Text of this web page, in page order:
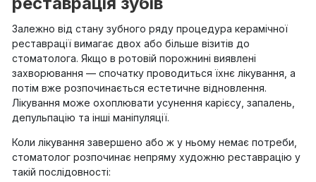
Залежно від стану зубного ряду процедура керамічної
реставрації вимагає двох або більше візитів до
стоматолога. Якщо в ротовій порожнині виявлені
захворювання — спочатку проводиться їхнє лікування, а
потім вже розпочинається естетичне відновлення.
Лікування може охоплювати усунення карієсу, запалень,
депульпацію та інші маніпуляції.
Коли лікування завершено або ж у ньому немає потреби,
стоматолог розпочинає непряму художню реставрацію у
такій послідовності: